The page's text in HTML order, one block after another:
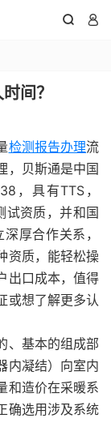
 
间？
检测报告办理流
，贝斯通是中国
，具有TTS，
试资质，并和国
厚合作关系，
资质，能轻松操
出口成本，值得
或想了解更多认
、基本的组成部
内凝结）向室内
和造价在采暖系
确选用涉及系统